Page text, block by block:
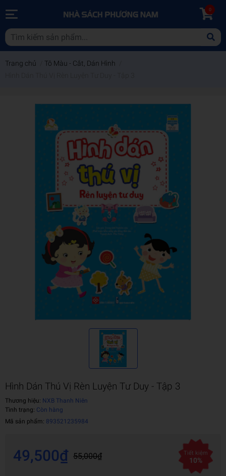
0
Trang chủ Tô Màu - Cắt, Dán Hình
Hình Dán Thú Vị Rèn Luyện Tư Duy - Tập 3
Thương hiệu: NXB Thanh Niên
Tình trạng: Còn hàng
Mã sản phẩm: 893521235984
49,500₫ 55,000₫ Tiết kiệm
10%